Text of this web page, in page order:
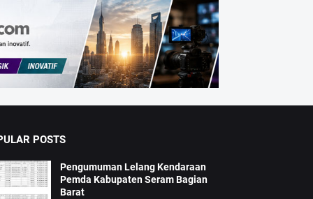
POSTS
Pengumuman Lelang Kendaraan
Pemda Kabupaten Seram Bagian
Barat